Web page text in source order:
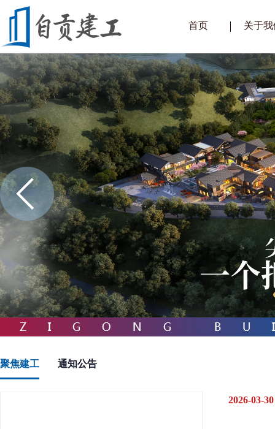
首页 关于我
企业简
总经理
企业文
组织架
企业荣
公司视
聚焦建工 通知公告
2026-03-30